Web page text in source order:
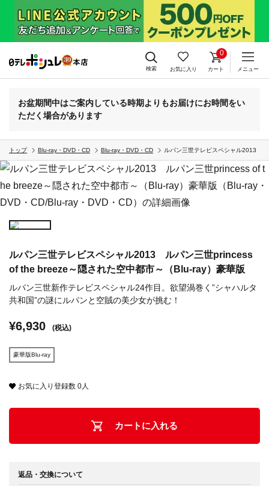
検索 お気に入り
0
カート メニュー
お盆期間中はご案内している時期よりもお届けにお時間をい
ただく場合があります
トップ Blu-ray・DVD・CD Blu-ray・DVD・CD ルパン三世テレビスペシャル2013
ルパン三世テレビスペシャル2013 ルパン三世princess
of the breeze～隠された空中都市～（Blu-ray）豪華版
ルパン三世新作テレビスペシャル24作目。欲望渦巻く”シャハルタ
共和国”の謎にルパンと空賊の美少女が挑む！
¥6,930 (税込)
豪華版Blu-ray
お気に入り登録数 0人
カートに入れる
返品・交換について